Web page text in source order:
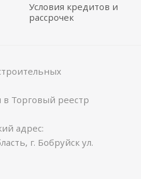
Условия кредитов и
рассрочек
Торговый реестр
адрес:
г. Бобруйск ул.